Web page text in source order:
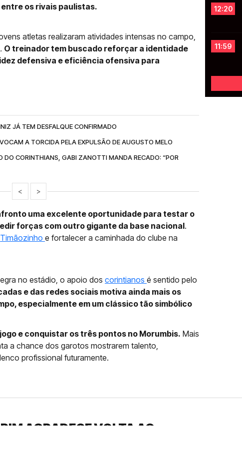
os rivais paulistas.
atletas realizaram atividades intensas no campo,
O treinador tem buscado reforçar a identidade
defensiva e eficiência ofensiva para
JÁ TEM DESFALQUE CONFIRMADO
A TORCIDA PELA EXPULSÃO DE AUGUSTO MELO
DO CORINTHIANS, GABI ZANOTTI MANDA RECADO: “POR
< >
uma excelente oportunidade para testar o
forças com outro gigante da base nacional.
Timãozinho e fortalecer a caminhada do clube na
no estádio, o apoio dos corintianos é sentido pelo
e das redes sociais motiva ainda mais os
especialmente em um clássico tão simbólico
e conquistar os três pontos no Morumbis. Mais
a chance dos garotos mostrarem talento,
profissional futuramente.
12:20
11:59
AGRADECE VOLTA AO